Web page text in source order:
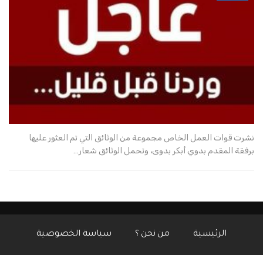
نشرت قوات العمل الخاص مجموعة من الوثائق التي تم العثور عليها
برفقة المقدم بدوي أبكر بدوى، وتحمل الوثائق شعار…
الرئيسية من نحن ؟ سياسة الخصوصية